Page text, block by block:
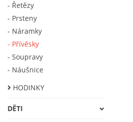
- Řetězy
- Prsteny
- Náramky
- Přívěsky
- Soupravy
- Náušnice
HODINKY
DĚTI